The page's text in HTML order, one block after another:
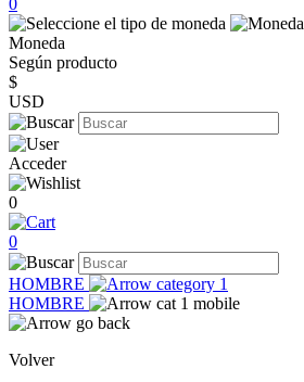
0
Moneda
Según producto
$
USD
Acceder
0
0
HOMBRE
HOMBRE
Volver